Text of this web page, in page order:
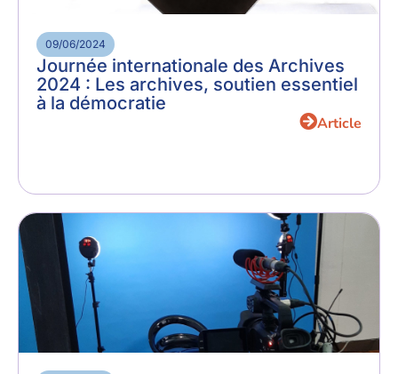
09/06/2024
Journée internationale des Archives
2024 : Les archives, soutien essentiel
à la démocratie
Article